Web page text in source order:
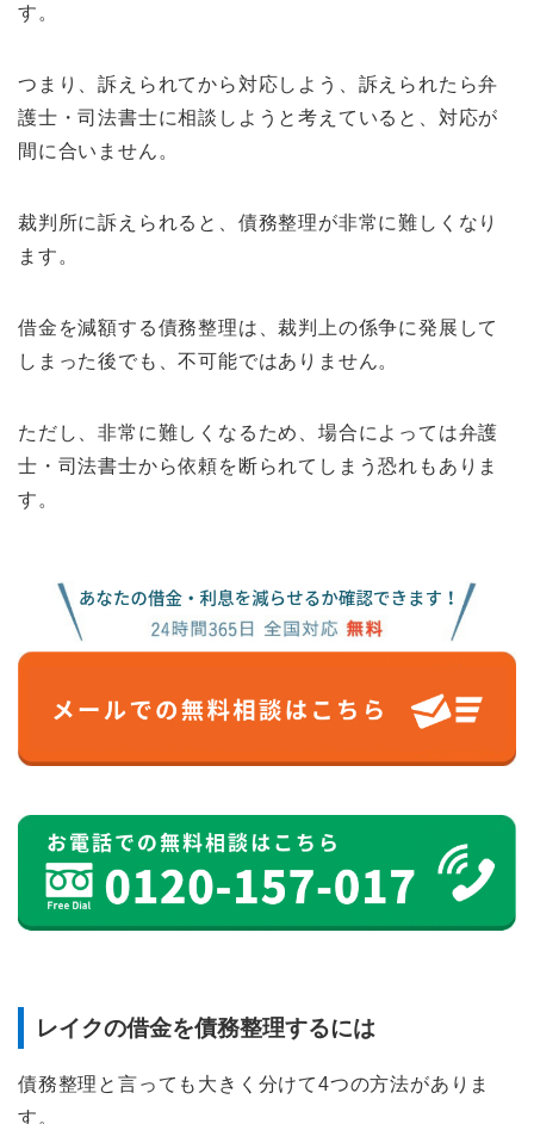
す。
つまり、訴えられてから対応しよう、訴えられたら弁
護士・司法書士に相談しようと考えていると、対応が
間に合いません。
裁判所に訴えられると、債務整理が非常に難しくなり
ます。
借金を減額する債務整理は、裁判上の係争に発展して
しまった後でも、不可能ではありません。
ただし、非常に難しくなるため、場合によっては弁護
士・司法書士から依頼を断られてしまう恐れもありま
す。
レイクの借金を債務整理するには
債務整理と言っても大きく分けて4つの方法がありま
す。